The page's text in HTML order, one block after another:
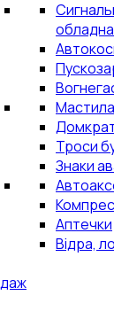
Мастила
Троси
Знаки
Аптечки
Відра,